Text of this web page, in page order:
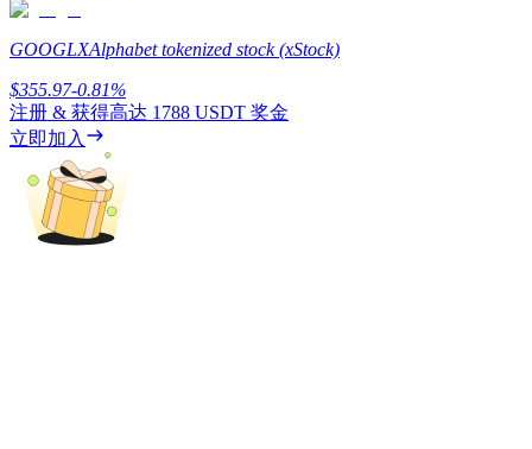
充值CASHCAT & 赢取
瓜分 500000 CASHCAT 獎池
GOOGLXAlphabet tokenized stock (xStock)
$355.97-0.81%
注册 & 获得高达 1788 USDT 奖金
立即加入